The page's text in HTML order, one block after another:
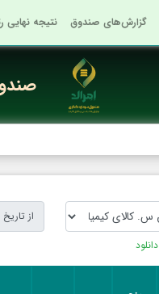
گزارش‌های صندوق نتیجه نهایی
از تاریخ
دانلود